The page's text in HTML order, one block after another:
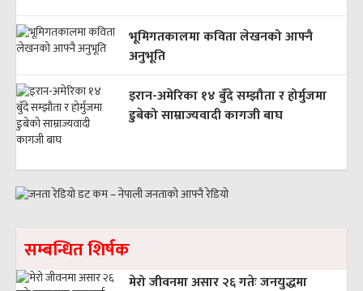
भूमिगतकालमा कविता लेखनको आफ्नै
अनुभूति
इरान-अमेरिका १४ बुँदे सम्झौता र होर्मुजमा
डुबेको साम्राज्यवादी कागजी बाघ
सम्बन्धित शिर्षक
मेरो जीवनमा असार २६ गतेः जनयुद्धमा